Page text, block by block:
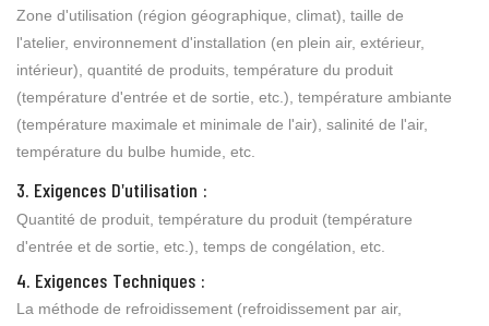
Zone d'utilisation (région géographique, climat), taille de
l'atelier, environnement d'installation (en plein air, extérieur,
intérieur), quantité de produits, température du produit
(température d'entrée et de sortie, etc.), température ambiante
(température maximale et minimale de l'air), salinité de l'air,
température du bulbe humide, etc.
3. Exigences D'utilisation :
Quantité de produit, température du produit (température
d'entrée et de sortie, etc.), temps de congélation, etc.
4. Exigences Techniques :
La méthode de refroidissement (refroidissement par air,